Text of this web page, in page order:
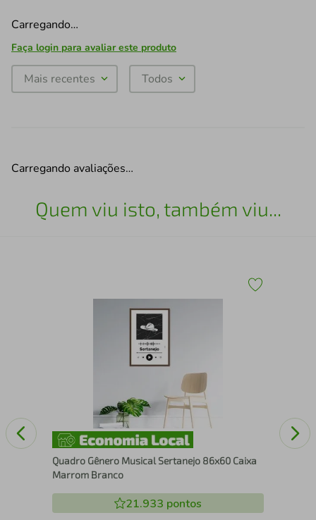
Carregando…
Faça login para avaliar este produto
Mais recentes Todos
Carregando avaliações…
Quem viu isto, também viu...
Quadro Gênero Musical Sertanejo 86x60 Caixa
Marrom Branco
21.933 pontos